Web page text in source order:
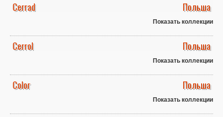
Cerrad Польша
Показать коллекции
Cerrol Польша
Показать коллекции
Color Польша
Показать коллекции